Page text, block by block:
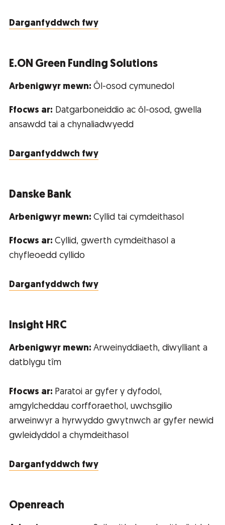
Darganfyddwch fwy
E.ON Green Funding Solutions
Arbenigwyr mewn: Ôl-osod cymunedol
Ffocws ar: Datgarboneiddio ac ôl-osod, gwella
ansawdd tai a chynaliadwyedd
Darganfyddwch fwy
Danske Bank
Arbenigwyr mewn: Cyllid tai cymdeithasol
Ffocws ar: Cyllid, gwerth cymdeithasol a
chyfleoedd cyllido
Darganfyddwch fwy
Insight HRC
Arbenigwyr mewn: Arweinyddiaeth, diwylliant a
datblygu tîm
Ffocws ar: Paratoi ar gyfer y dyfodol,
amgylcheddau corfforaethol, uwchsgilio
arweinwyr a hyrwyddo gwytnwch ar gyfer newid
gwleidyddol a chymdeithasol
Darganfyddwch fwy
Openreach